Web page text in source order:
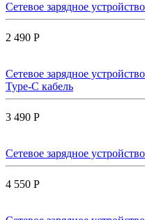
Сетевое зарядное
2 490 Р
Сетевое зарядное
Type-C кабель
3 490 Р
Сетевое зарядное
4 550 Р